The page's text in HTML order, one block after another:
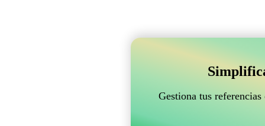
Gestiona tus